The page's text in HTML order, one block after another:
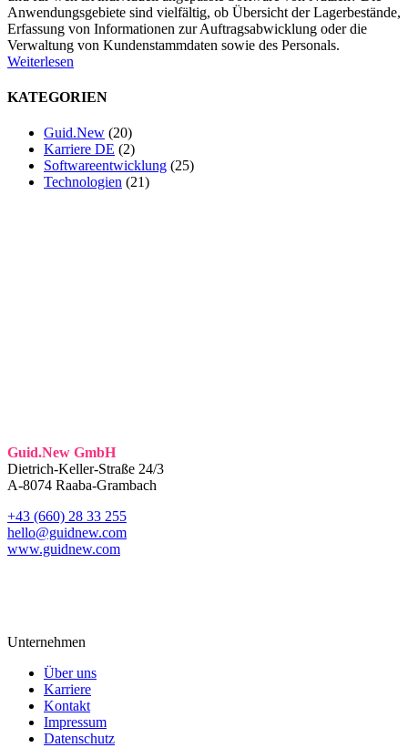
Anwendungsgebiete sind vielfältig, ob Übersicht der Lagerbestände,
Erfassung von Informationen zur Auftragsabwicklung oder die
Verwaltung von Kundenstammdaten sowie des Personals.
Weiterlesen
KATEGORIEN
Guid.New (20)
Karriere DE (2)
Softwareentwicklung (25)
Technologien (21)
Guid.New GmbH
Dietrich-Keller-Straße 24/3
A-8074 Raaba-Grambach
+43 (660) 28 33 255
hello@guidnew.com
www.guidnew.com
Unternehmen
Über uns
Karriere
Kontakt
Impressum
Datenschutz